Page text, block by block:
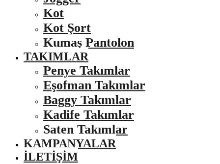
Kot
Kot Şort
Kumaş Pantolon
TAKIMLAR
Penye Takımlar
Eşofman Takımlar
Baggy Takımlar
Kadife Takımlar
Saten Takımlar
KAMPANYALAR
İLETIŞIM